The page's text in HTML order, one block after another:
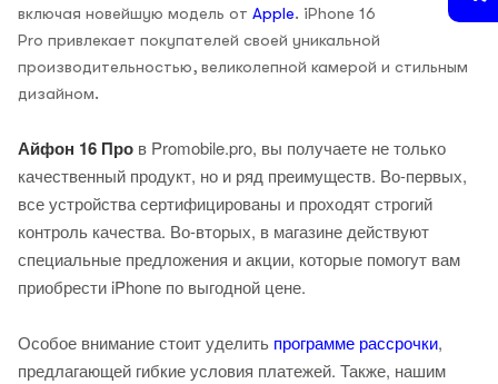
включая новейшую модель от Apple. iPhone 16
Pro привлекает покупателей своей уникальной
производительностью, великолепной камерой и стильным
дизайном.
Айфон 16 Про в Promobile.pro, вы получаете не только
качественный продукт, но и ряд преимуществ. Во-первых,
все устройства сертифицированы и проходят строгий
контроль качества. Во-вторых, в магазине действуют
специальные предложения и акции, которые помогут вам
приобрести iPhone по выгодной цене.
Особое внимание стоит уделить программе рассрочки,
предлагающей гибкие условия платежей. Также, нашим